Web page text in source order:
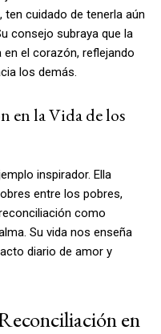
cuidado de tenerla aún
consejo subraya que la
el corazón, reflejando
los demás.
en la Vida de los
inspirador. Ella
entre los pobres,
como
Su vida nos enseña
diario de amor y
en